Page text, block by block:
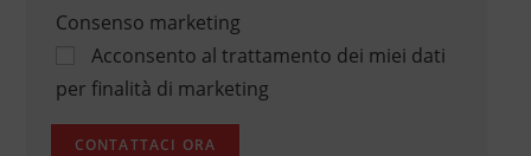
Consenso marketing
Acconsento al trattamento dei miei dati
per finalità di marketing